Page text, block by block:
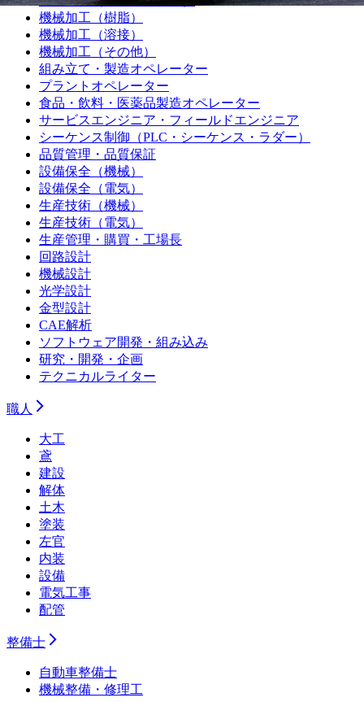
機械加工（樹脂）
機械加工（溶接）
機械加工（その他）
組み立て・製造オペレーター
プラントオペレーター
食品・飲料・医薬品製造オペレーター
サービスエンジニア・フィールドエンジニア
シーケンス制御（PLC・シーケンス・ラダー）
品質管理・品質保証
設備保全（機械）
設備保全（電気）
生産技術（機械）
生産技術（電気）
生産管理・購買・工場長
回路設計
機械設計
光学設計
金型設計
CAE解析
ソフトウェア開発・組み込み
研究・開発・企画
テクニカルライター
職人
大工
鳶
建設
解体
土木
塗装
左官
内装
設備
電気工事
配管
整備士
自動車整備士
機械整備・修理工